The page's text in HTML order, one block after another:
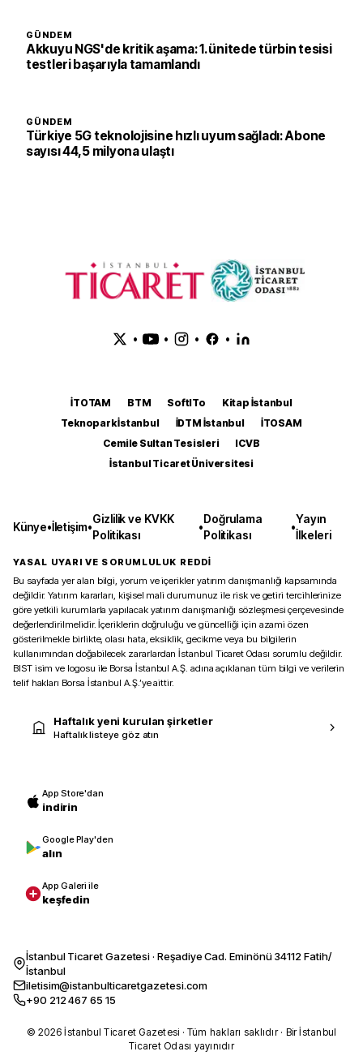
GÜNDEM
Akkuyu NGS'de kritik aşama: 1. ünitede türbin tesisi
testleri başarıyla tamamlandı
GÜNDEM
Türkiye 5G teknolojisine hızlı uyum sağladı: Abone
sayısı 44,5 milyona ulaştı
• • • •
İTOTAM BTM SoftITo
Kitap İstanbul
Teknopark İstanbul
İDTM İstanbul
İTOSAM
Cemile Sultan Tesisleri
ICVB
İstanbul Ticaret Üniversitesi
Künye•İletişim•
Gizlilik ve KVKK
Politikası
•
Doğrulama
Politikası
•
Yayın
İlkeleri
YASAL UYARI VE SORUMLULUK REDDİ
Bu sayfada yer alan bilgi, yorum ve içerikler yatırım danışmanlığı kapsamında
değildir. Yatırım kararları, kişisel mali durumunuz ile risk ve getiri tercihlerinize
göre yetkili kurumlarla yapılacak yatırım danışmanlığı sözleşmesi çerçevesinde
değerlendirilmelidir. İçeriklerin doğruluğu ve güncelliği için azami özen
gösterilmekle birlikte, olası hata, eksiklik, gecikme veya bu bilgilerin
kullanımından doğabilecek zararlardan İstanbul Ticaret Odası sorumlu değildir.
BIST isim ve logosu ile Borsa İstanbul A.Ş. adına açıklanan tüm bilgi ve verilerin
telif hakları Borsa İstanbul A.Ş.’ye aittir.
Haftalık yeni kurulan şirketler
Haftalık listeye göz atın
App Store'dan
indirin
Google Play'den
alın
App Galeri ile
keşfedin
İstanbul Ticaret Gazetesi · Reşadiye Cad. Eminönü 34112 Fatih/
İstanbul
iletisim@istanbulticaretgazetesi.com
+90 212 467 65 15
© 2026 İstanbul Ticaret Gazetesi · Tüm hakları saklıdır · Bir İstanbul
Ticaret Odası yayınıdır